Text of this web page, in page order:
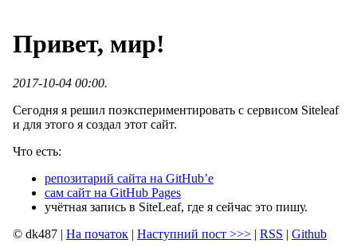
Привет, мир!
2017-10-04 00:00.
Сегодня я решил поэкспериментировать с сервисом Siteleaf
и для этого я создал этот сайт.
Что есть:
репозитарий сайта на GitHub’е
сам сайт на GitHub Pages
учётная запись в SiteLeaf, где я сейчас это пишу.
© dk487 | На початок | Наступний пост >>> | RSS | Github